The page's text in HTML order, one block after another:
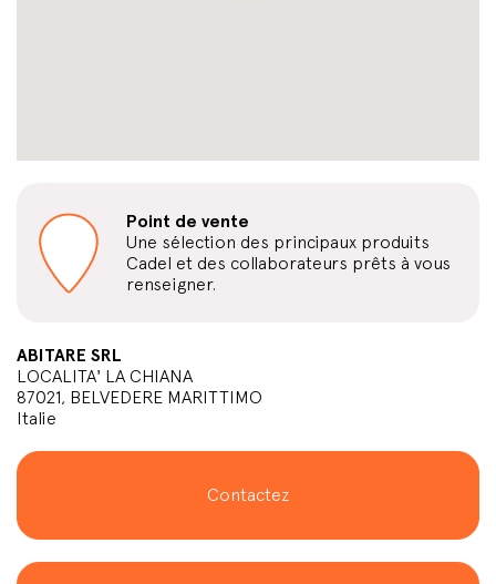
Point de vente
Une sélection des principaux produits
Cadel et des collaborateurs prêts à vous
renseigner.
ABITARE SRL
LOCALITA' LA CHIANA
87021, BELVEDERE MARITTIMO
Italie
Contactez